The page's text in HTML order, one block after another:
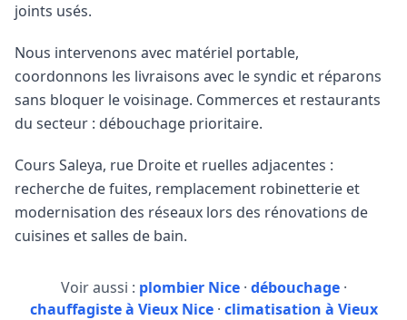
joints usés.
Nous intervenons avec matériel portable,
coordonnons les livraisons avec le syndic et réparons
sans bloquer le voisinage. Commerces et restaurants
du secteur : débouchage prioritaire.
Cours Saleya, rue Droite et ruelles adjacentes :
recherche de fuites, remplacement robinetterie et
modernisation des réseaux lors des rénovations de
cuisines et salles de bain.
Voir aussi : plombier Nice· débouchage·
chauffagiste à Vieux Nice· climatisation à Vieux